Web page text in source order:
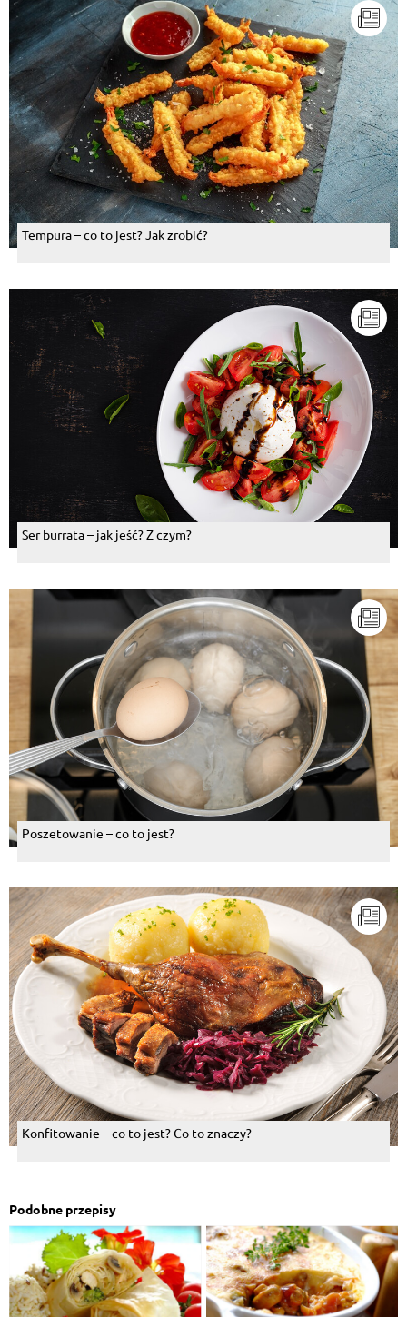
Tempura – co to jest? Jak zrobić?
Ser burrata – jak jeść? Z czym?
Poszetowanie – co to jest?
Konfitowanie – co to jest? Co to znaczy?
Podobne przepisy